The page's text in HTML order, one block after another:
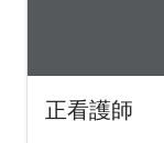
正看護師